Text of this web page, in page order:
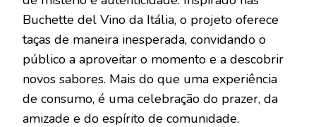
Buchette del Vino da Itália, o projeto oferece
taças de maneira inesperada, convidando o
público a aproveitar o momento e a descobrir
novos sabores. Mais do que uma experiência
de consumo, é uma celebração do prazer, da
amizade e do espírito de comunidade.